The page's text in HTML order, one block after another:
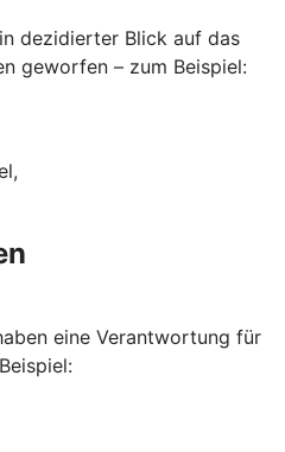
dezidierter Blick auf das
geworfen – zum Beispiel:
eine Verantwortung für